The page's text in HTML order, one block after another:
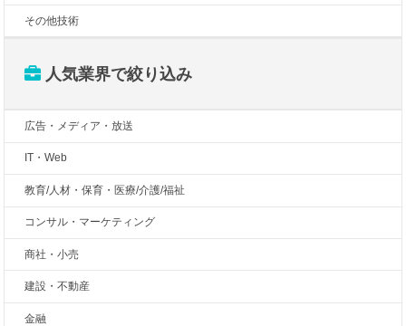
その他技術
人気業界で絞り込み
広告・メディア・放送
IT・Web
教育/人材・保育・医療/介護/福祉
コンサル・マーケティング
商社・小売
建設・不動産
金融